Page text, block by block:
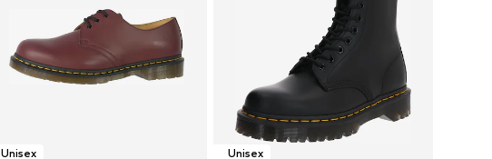
Unisex Unisex